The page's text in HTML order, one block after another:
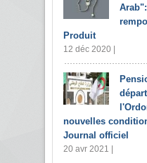
Produit
12 déc 2020 |
nouvelles
Journal officiel
20 avr 2021 |